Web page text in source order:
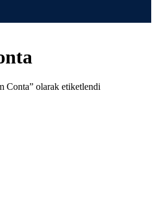
Conta” olarak etiketlendi